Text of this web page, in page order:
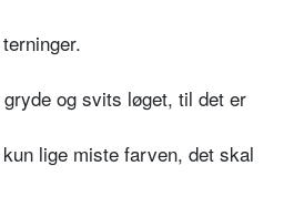
og svits løget, til det er
lige miste farven, det skal